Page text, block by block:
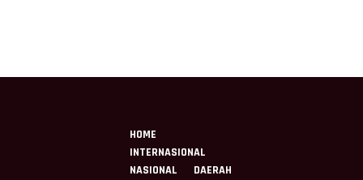
HOME
INTERNASIONAL
NASIONAL
DAERAH